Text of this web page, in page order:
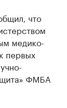
что
медико-
первых
ФМБА